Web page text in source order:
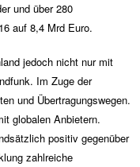
und über 280
auf 8,4 Mrd Euro.
jedoch nicht nur mit
Im Zuge der
und Übertragungswegen.
globalen Anbietern.
positiv gegenüber
zahlreiche